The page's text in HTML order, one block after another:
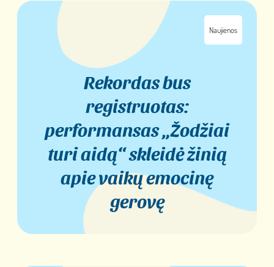
Naujienos
Rekordas bus
registruotas:
performansas „Žodžiai
turi aidą“ skleidė žinią
apie vaikų emocinę
gerovę